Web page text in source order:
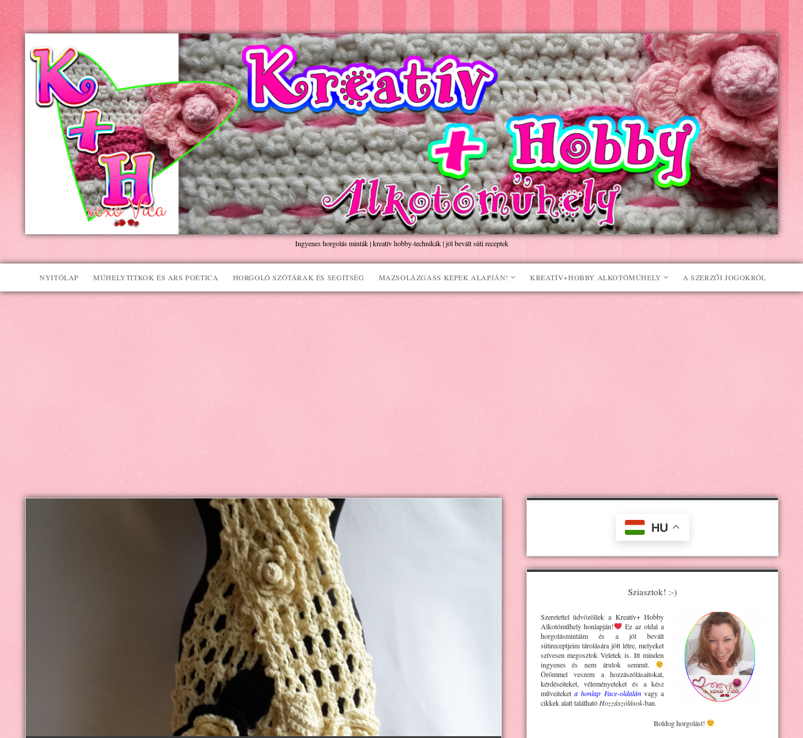
Kreatív+Hobby
Alkotóműhely
Ingyenes horgolás minták | kreatív hobby-technikák | jól bevált süti receptek
NYITÓLAP MŰHELYTITKOK ÉS ARS POETICA HORGOLÓ SZÓTÁRAK ÉS SEGÍTSÉG MAZSOLÁZGASS KÉPEK ALAPJÁN! KREATÍV+HOBBY ALKOTÓMŰHELY A SZERZŐI JOGOKRÓL
HU
Sziasztok! :-)
Szeretettel üdvözöllek a Kreatív+ Hobby
Alkotóműhelyhonlapján!
Ez az oldal a
horgolásmintáim és a jól bevált
sütireceptjeim tárolására jött létre, melyeket
szívesen megosztok Veletek is. Itt minden
ingyenes és nem árulok semmit.
Örömmel veszem a hozzászólásaitokat,
kérdéseiteket, véleményeteket és a kész
műveiteket a honlap Face-oldalánvagy a
cikkek alatt található Hozzászólások-ban.
Boldog horgolást!